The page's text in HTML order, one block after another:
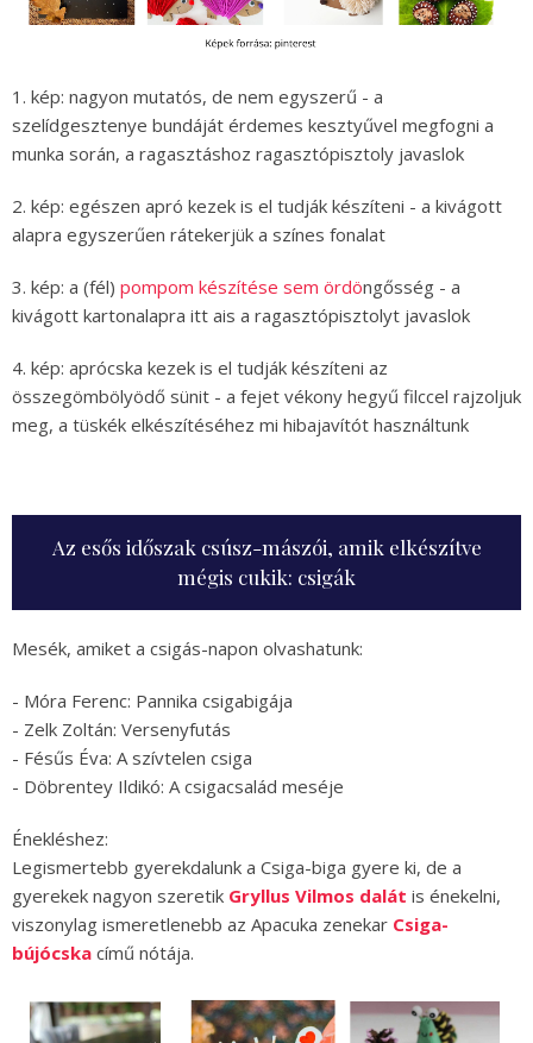
1. kép: nagyon mutatós, de nem egyszerű - a
szelídgesztenye bundáját érdemes kesztyűvel megfogni a
munka során, a ragasztáshoz ragasztópisztoly javaslok
2. kép: egészen apró kezek is el tudják készíteni - a kivágott
alapra egyszerűen rátekerjük a színes fonalat
3. kép: a (fél) pompom készítése sem ördöngősség - a
kivágott kartonalapra itt ais a ragasztópisztolyt javaslok
4. kép: aprócska kezek is el tudják készíteni az
összegömbölyödő sünit - a fejet vékony hegyű filccel rajzoljuk
meg, a tüskék elkészítéséhez mi hibajavítót használtunk
Az esős időszak csúsz-mászói, amik elkészítve
mégis cukik: csigák
Mesék, amiket a csigás-napon olvashatunk:
- Móra Ferenc: Pannika csigabigája
- Zelk Zoltán: Versenyfutás
- Fésűs Éva: A szívtelen csiga
- Döbrentey Ildikó: A csigacsalád meséje
Énekléshez:
Legismertebb gyerekdalunk a Csiga-biga gyere ki, de a
gyerekek nagyon szeretik Gryllus Vilmos dalát is énekelni,
viszonylag ismeretlenebb az Apacuka zenekar Csiga-
bújócska című nótája.